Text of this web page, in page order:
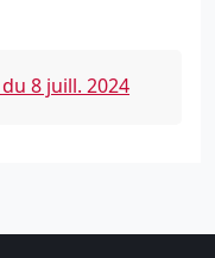
du 8 juill. 2024